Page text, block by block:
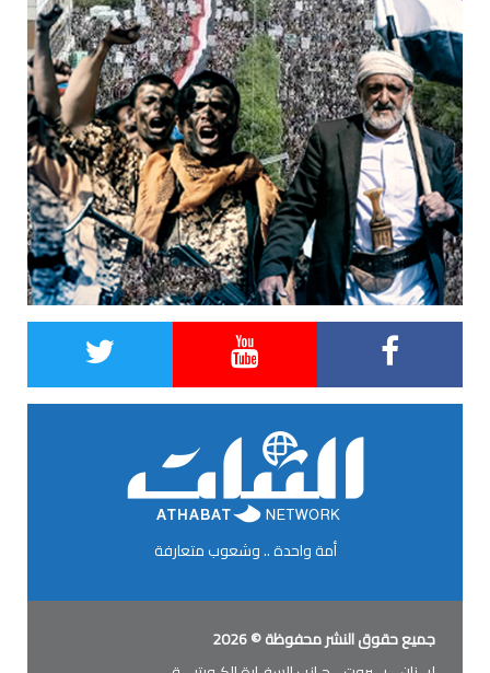
أمة واحدة .. وشعوب متعارفة
جميع حقوق النشر محفوظة © 2026